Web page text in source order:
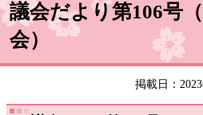
議会だより第106号
会）
掲載日：2023